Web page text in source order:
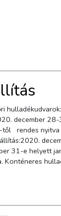
december
rendes nyitva
31-e helyett
Konténeres